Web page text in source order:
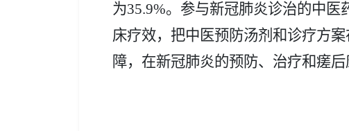
为35.9%。参与新冠肺炎诊治的中
床疗效，把中医预防汤剂和诊疗方
障，在新冠肺炎的预防、治疗和瘥后